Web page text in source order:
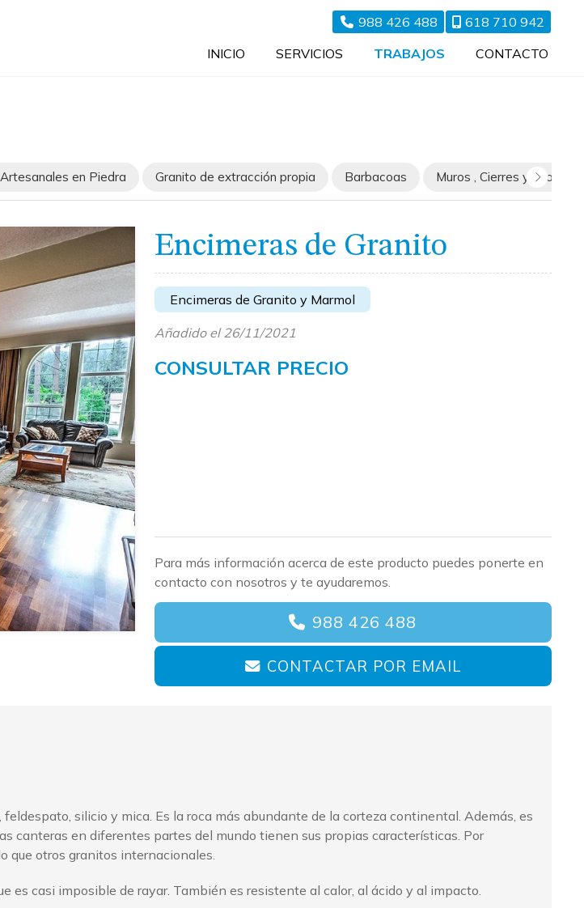
988 426 488
618 710 942
INICIO
SERVICIOS TRABAJOS CONTACTO
en Piedra Granito de extracción propia Barbacoas Muros , Cierres y Pilares
Encimeras de Granito
Encimeras de Granito y Marmol
Añadido el 26/11/2021
CONSULTAR PRECIO
Para más información acerca de este producto puedes ponerte en
contacto con nosotros y te ayudaremos.
988 426 488
CONTACTAR POR EMAIL
silicio y mica. Es la roca más abundante de la corteza continental. Además, es
canteras en diferentes partes del mundo tienen sus propias características. Por
que otros granitos internacionales.
casi imposible de rayar. También es resistente al calor, al ácido y al impacto.